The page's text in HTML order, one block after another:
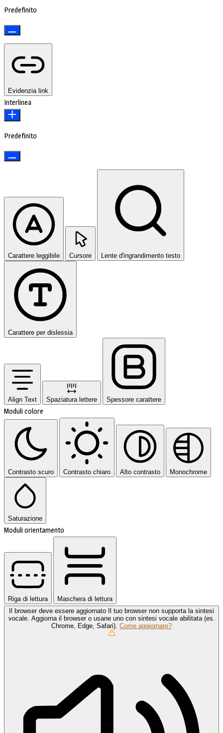
Predefinito
Evidenzia link
Interlinea
Predefinito
Carattere leggibile Cursore Lente d'ingrandimento testo
Carattere per dislessia
Align Text Spaziatura lettere Spessore carattere
Moduli colore
Contrasto scuro Contrasto chiaro Alto contrasto Monochrome
Saturazione
Moduli orientamento
Riga di lettura
Maschera di lettura
Il browser deve essere aggiornato Il tuo browser non supporta la sintesi
vocale. Aggiorna il browser o usane uno con sintesi vocale abilitata (es.
Chrome, Edge, Safari). Come aggiornare?